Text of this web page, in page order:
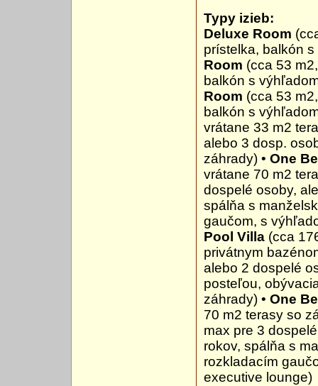
Typy izieb:
Deluxe Room
prístelka, balkón
Room (cca 53
balkón s
Room (cca 53
balkón s
vrátane 33 m2
alebo 3 dosp.
záhrady) • One
vrátane 70 m2
dospelé osoby,
spálňa s
gaučom, s
Pool Villa (cca
privátnym
alebo 2 dospelé
posteľou,
záhrady) • One
70 m2 terasy so
max pre 3
rokov, spálňa s
rozkladacím
executive lounge)